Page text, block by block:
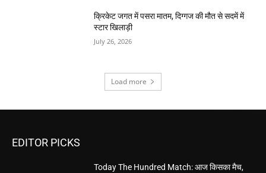
क्रिकेट जगत में पसरा मातम, दिग्गज की मौत से सदमें में
स्टार खिलाड़ी
July 26, 2026
Load more
EDITOR PICKS
Today The Hundred Match: आज किसका मैच,